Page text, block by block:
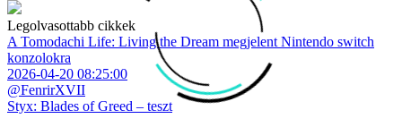
Legolvasottabb cikkek
A Tomodachi Life: Living the Dream megjelent Nintendo switch
konzolokra
2026-04-20 08:25:00
@FenrirXVII
Styx: Blades of Greed – teszt